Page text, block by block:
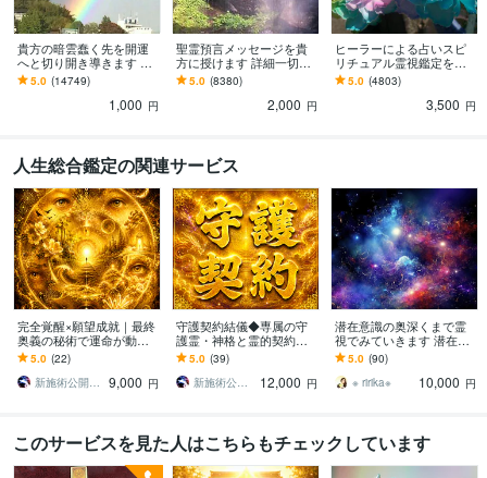
貴方の暗雲蠢く先を開運
へと切り開き導きます 希
望の成就への道！未来が
気になるあなたへ
5.0 (14749)
1,000 円
聖霊預言メッセージを貴
方に授けます 詳細一切聞
かずに霊的預言メッセー
ジを貴方にお伝え致しま
5.0 (8380)
2,000 円
ヒーラーによる占いスピ
リチュアル霊視鑑定を致
します 現況から行く末に
暗雲が蠢く。希望を持ち
5.0 (4803)
3,500 円
人生総合鑑定の関連サービス
完全覚醒×願望成就｜最終
奥義の秘術で運命が動き
ます ライトボディ完全覚
醒・霊核再構築・スピリ
ットコード統合神術
5.0 (22)
新施術公開→≪相手意識強制変化≫◆星桜龍
9,000 円
守護契約結儀◆専属の守
護霊・神格と霊的契約結
びます 守護通路の再接続
◎守護霊・神格と正式な
霊的契約を結び直す儀式
5.0 (39)
新施術公開→≪相手意識強制変化≫◆星桜龍
12,000 円
潜在意識の奥深くまで霊
視でみていきます 潜在意
識の思い込みを外すこと
で悩みから解放していき
ます
5.0 (90)
※ ririka※
10,000 円
このサービスを見た人はこちらもチェックしています